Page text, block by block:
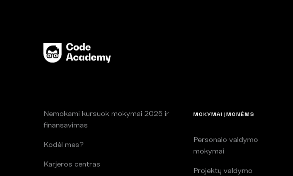
Nemokami kursuok mokymai 2025 ir
finansavimas
Kodėl mes?
Karjeros centras
MOKYMAI ĮMONĖMS
Personalo valdymo
mokymai
Projektų valdymo